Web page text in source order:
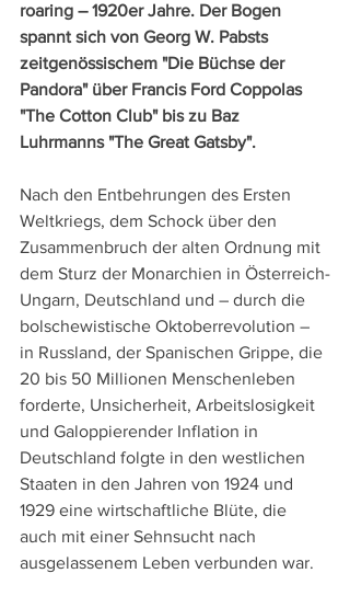
roaring – 1920er Jahre. Der Bogen
spannt sich von Georg W. Pabsts
zeitgenössischem "Die Büchse der
Pandora" über Francis Ford Coppolas
"The Cotton Club" bis zu Baz
Luhrmanns "The Great Gatsby".
Nach den Entbehrungen des Ersten
Weltkriegs, dem Schock über den
Zusammenbruch der alten Ordnung mit
dem Sturz der Monarchien in Österreich-
Ungarn, Deutschland und – durch die
bolschewistische Oktoberrevolution –
in Russland, der Spanischen Grippe, die
20 bis 50 Millionen Menschenleben
forderte, Unsicherheit, Arbeitslosigkeit
und Galoppierender Inflation in
Deutschland folgte in den westlichen
Staaten in den Jahren von 1924 und
1929 eine wirtschaftliche Blüte, die
auch mit einer Sehnsucht nach
ausgelassenem Leben verbunden war.